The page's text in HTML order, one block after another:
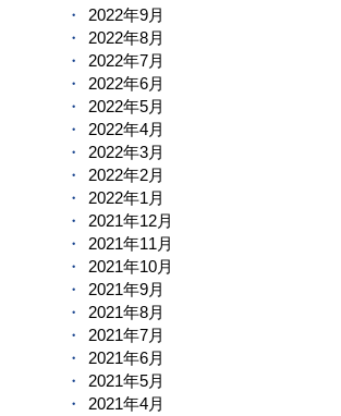
2022年9月
2022年8月
2022年7月
2022年6月
2022年5月
2022年4月
2022年3月
2022年2月
2022年1月
2021年12月
2021年11月
2021年10月
2021年9月
2021年8月
2021年7月
2021年6月
2021年5月
2021年4月